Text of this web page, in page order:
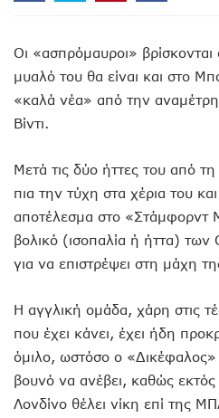
Οι «ασπρόμαυροι»
μυαλό του θα είναι και στο
«καλά νέα» από την
Βίντι.
Μετά τις δύο ήττες του από
πια την τύχη στα χέρια του
αποτέλεσμα στο «Στάμφορντ
βολικό (ισοπαλία ή ήττα)
για να επιστρέψει στη μάχη
Η αγγλική ομάδα, χάρη στις
που έχει κάνει, έχει ήδη
όμιλο, ωστόσο ο «Δικέφαλος»
βουνό να ανέβει, καθώς
Λονδίνο θέλει νίκη επί της